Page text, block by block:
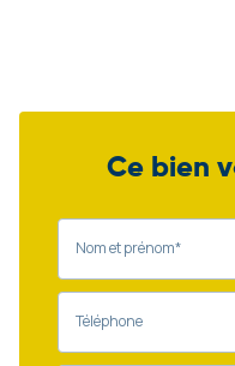
Ce bien
Nom et prénom*
Téléphone